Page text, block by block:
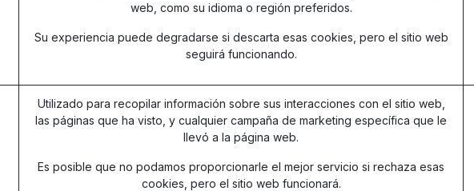
web, como su idioma o región preferidos.
Su experiencia puede degradarse si descarta esas cookies, pero el sitio web
seguirá funcionando.
Utilizado para recopilar información sobre sus interacciones con el sitio web,
las páginas que ha visto, y cualquier campaña de marketing específica que le
llevó a la página web.
Es posible que no podamos proporcionarle el mejor servicio si rechaza esas
cookies, pero el sitio web funcionará.